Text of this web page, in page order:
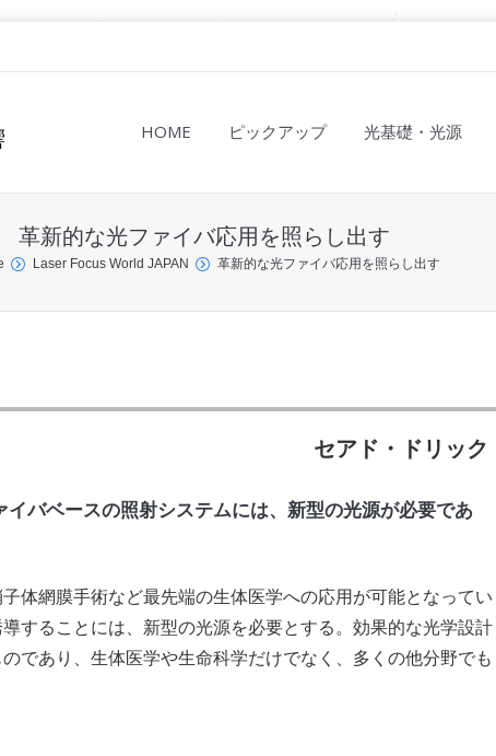
HOME ピックアップ 光基礎・光源
革新的な光ファイバ応用を照らし出す
Laser Focus World JAPAN 革新的な光ファイバ応用を照らし出す
セアド・ドリック
バベースの照射システムには、新型の光源が必要であ
体網膜手術など最先端の生体医学への応用が可能となってい
することには、新型の光源を必要とする。効果的な光学設計
であり、生体医学や生命科学だけでなく、多くの他分野でも